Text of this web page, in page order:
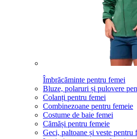
Îmbrăcăminte pentru femei
Bluze, polaruri și pulovere
Colanți pentru femei
Combinezoane pentru femeie
Costume de baie femei
Cămăși pentru femeie
Geci, paltoane și veste pentru